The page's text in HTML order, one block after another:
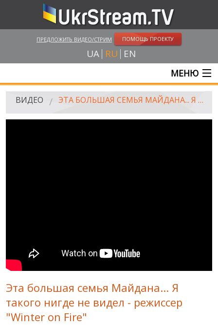
ПРЕДЛОЖИТЬ ВИДЕО/СТРИМ ПОМОЩЬ ПРОЕКТУ
UA RU EN
МЕНЮ
ГЛАВНАЯ
ПУБЛИЧНЫЕ ЛЮДИ
РОССИЙСКО-УКРАИНСКАЯ ВОЙНА
WINTER ON FIRE: UKRAINE'S FIGHT FOR FREEDOM
ХРОНОЛОГИЯ ЄВРОМАЙДАНА
ВИДЕО ЭТА БОЛЬШАЯ СЕМЬЯ МАЙДАНА... Я ТАКОГО НИГДЕ НЕ ВИДЕЛ - РЕЖИССЕР "WINTER ON FIRE"
Эта большая семья Майдана... Я
такого нигде не видел - режиссер
"Winter on Fire"